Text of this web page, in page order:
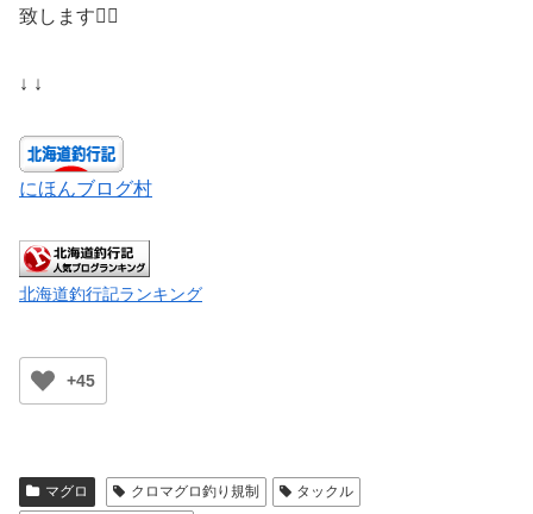
致します🙇‍♀️
↓ ↓
にほんブログ村
北海道釣行記ランキング
+45
マグロ クロマグロ釣り規制
タックル